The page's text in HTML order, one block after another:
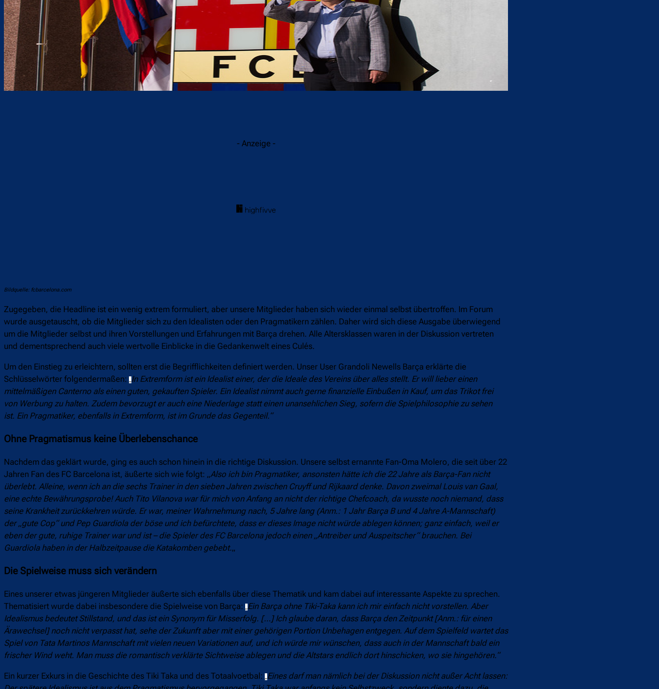
- Anzeige -
Bildquelle: fcbarcelona.com
Zugegeben, die Headline ist ein wenig extrem formuliert, aber unsere Mitglieder haben sich wieder einmal selbst übertroffen. Im Forum
wurde ausgetauscht, ob die Mitglieder sich zu den Idealisten oder den Pragmatikern zählen. Daher wird sich diese Ausgabe überwiegend
um die Mitglieder selbst und ihren Vorstellungen und Erfahrungen mit Barça drehen. Alle Altersklassen waren in der Diskussion vertreten
und dementsprechend auch viele wertvolle Einblicke in die Gedankenwelt eines Culés.
Um den Einstieg zu erleichtern, sollten erst die Begrifflichkeiten definiert werden. Unser User Grandoli Newells Barça erklärte die
Schlüsselwörter folgendermaßen: „In Extremform ist ein Idealist einer, der die Ideale des Vereins über alles stellt. Er will lieber einen
mittelmäßigen Canterno als einen guten, gekauften Spieler. Ein Idealist nimmt auch gerne finanzielle Einbußen in Kauf, um das Trikot frei
von Werbung zu halten. Zudem bevorzugt er auch eine Niederlage statt einen unansehlichen Sieg, sofern die Spielphilosophie zu sehen
ist. Ein Pragmatiker, ebenfalls in Extremform, ist im Grunde das Gegenteil.“
Ohne Pragmatismus keine Überlebenschance
Nachdem das geklärt wurde, ging es auch schon hinein in die richtige Diskussion. Unsere selbst ernannte Fan-Oma Molero, die seit über 22
Jahren Fan des FC Barcelona ist, äußerte sich wie folgt: „Also ich bin Pragmatiker, ansonsten hätte ich die 22 Jahre als Barça-Fan nicht
überlebt. Alleine, wenn ich an die sechs Trainer in den sieben Jahren zwischen Cruyff und Rijkaard denke. Davon zweimal Louis van Gaal,
eine echte Bewährungsprobe! Auch Tito Vilanova war für mich von Anfang an nicht der richtige Chefcoach, da wusste noch niemand, dass
seine Krankheit zurückkehren würde. Er war, meiner Wahrnehmung nach, 5 Jahre lang (Anm.: 1 Jahr Barça B und 4 Jahre A-Mannschaft)
der „gute Cop“ und Pep Guardiola der böse und ich befürchtete, dass er dieses Image nicht würde ablegen können; ganz einfach, weil er
eben der gute, ruhige Trainer war und ist – die Spieler des FC Barcelona jedoch einen „Antreiber und Auspeitscher“ brauchen. Bei
Guardiola haben in der Halbzeitpause die Katakomben gebebt.„
Die Spielweise muss sich verändern
Eines unserer etwas jüngeren Mitglieder äußerte sich ebenfalls über diese Thematik und kam dabei auf interessante Aspekte zu sprechen.
Thematisiert wurde dabei insbesondere die Spielweise von Barça: „Ein Barça ohne Tiki-Taka kann ich mir einfach nicht vorstellen. Aber
Idealismus bedeutet Stillstand, und das ist ein Synonym für Misserfolg. […] Ich glaube daran, dass Barça den Zeitpunkt [Anm.: für einen
Ärawechsel] noch nicht verpasst hat, sehe der Zukunft aber mit einer gehörigen Portion Unbehagen entgegen. Auf dem Spielfeld wartet das
Spiel von Tata Martinos Mannschaft mit vielen neuen Variationen auf, und ich würde mir wünschen, dass auch in der Mannschaft bald ein
frischer Wind weht. Man muss die romantisch verklärte Sichtweise ablegen und die Altstars endlich dort hinschicken, wo sie hingehören.“
Ein kurzer Exkurs in die Geschichte des Tiki Taka und des Totaalvoetbal: „Eines darf man nämlich bei der Diskussion nicht außer Acht lassen: